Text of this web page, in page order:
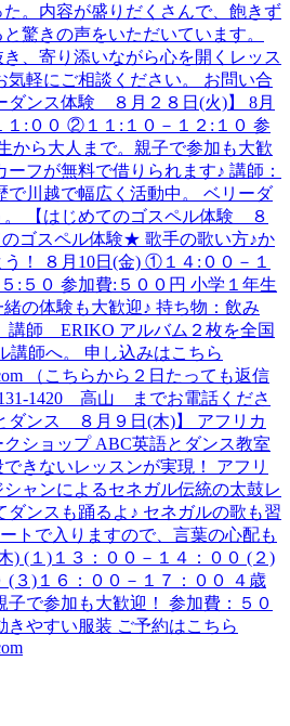
。内容が盛りだくさんで、飽きず
驚きの声をいただいています。
、寄り添いながら心を開くレッス
気軽にご相談ください。 お問い合
ダンス体験 ８月２８日(火)】 8月
:００ ②１１:１０－１２:１０ 参
から大人まで。親子で参加も大歓
フが無料で借りられます♪ 講師：
で川越で幅広く活動中。 ベリーダ
。 【はじめてのゴスペル体験 ８
ゴスペル体験★ 歌手の歌い方♪か
！ ８月10日(金) ①１４:００－１
:５０ 参加費:５００円 小学１年生
の体験も大歓迎♪ 持ち物：飲み
講師 ERIKO アルバム２枚を全国
講師へ。 申し込みはこちら
（こちらから２日たっても返信
1420 高山 までお電話くださ
ダンス ８月９日(木)】 アフリカ
ショップ ABC英語とダンス教室
きないレッスンが実現！ アフリ
ャンによるセネガル伝統の太鼓レ
ダンスも踊るよ♪ セネガルの歌も習
トで入りますので、言葉の心配も
) (１)１３：００－１４：００ (２)
(３)１６：００－１７：００ ４歳
で参加も大歓迎！ 参加費：５０
きやすい服装 ご予約はこちら